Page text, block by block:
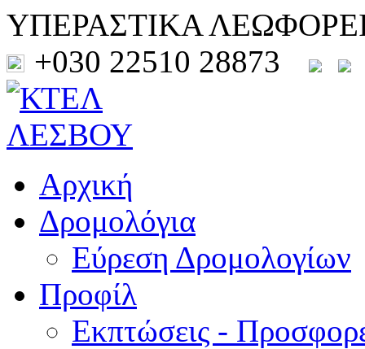
ΥΠΕΡΑΣΤΙΚΑ
+030 22510 28873
Αρχική
Δρομολόγια
Εύρεση Δρομολογίων
Προφίλ
Εκπτώσεις -